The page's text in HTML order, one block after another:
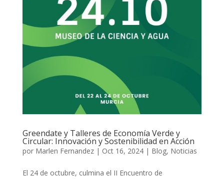
Greendate y Talleres de Economía Verde y
Circular: Innovación y Sostenibilidad en Acción
por Marlen Fernandez| Oct 16, 2024| Blog, Noticias
El 24 de octubre, culmina el II Encuentro de